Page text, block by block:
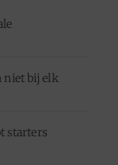
niet bij elk
starters